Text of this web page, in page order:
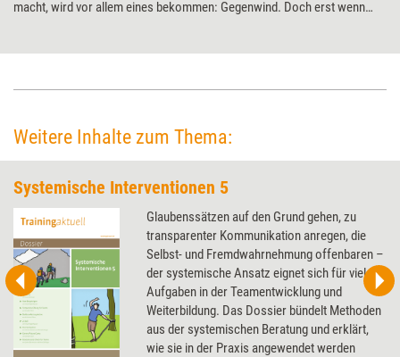
macht, wird vor allem eines bekommen: Gegenwind. Doch erst wenn
Weitere Inhalte zum Thema:
Systemische Interventionen 5
Glaubenssätzen auf den Grund gehen, zu
transparenter Kommunikation anregen, die
Selbst- und Fremdwahrnehmung offenbaren –
der systemische Ansatz eignet sich für viele
Aufgaben in der Teamentwicklung und
Weiterbildung. Das Dossier bündelt Methoden
aus der systemischen Beratung und erklärt,
wie sie in der Praxis angewendet werden